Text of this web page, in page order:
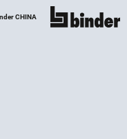
CHINA 显示所有